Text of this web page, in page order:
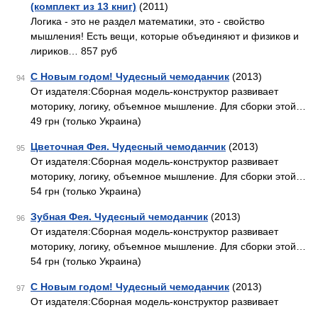
(комплект из 13 книг) (2011)
Логика - это не раздел математики, это - свойство
мышления! Есть вещи, которые объединяют и физиков и
лириков… 857 руб
94 С Новым годом! Чудесный чемоданчик (2013)
От издателя:Сборная модель-конструктор развивает
моторику, логику, объемное мышление. Для сборки этой…
49 грн (только Украина)
95 Цветочная Фея. Чудесный чемоданчик (2013)
От издателя:Сборная модель-конструктор развивает
моторику, логику, объемное мышление. Для сборки этой…
54 грн (только Украина)
96 Зубная Фея. Чудесный чемоданчик (2013)
От издателя:Сборная модель-конструктор развивает
моторику, логику, объемное мышление. Для сборки этой…
54 грн (только Украина)
97 С Новым годом! Чудесный чемоданчик (2013)
От издателя:Сборная модель-конструктор развивает